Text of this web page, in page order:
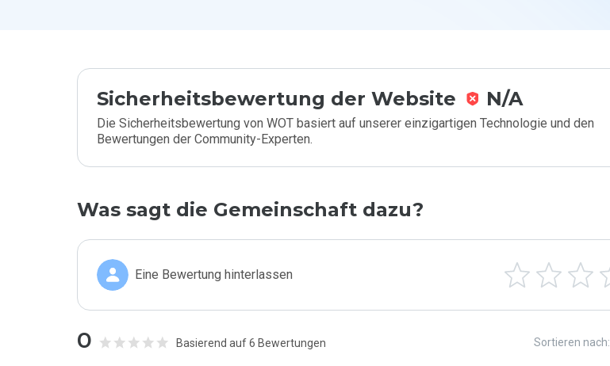
Sicherheitsbewertung der Website N/A
Die Sicherheitsbewertung von WOT basiert auf unserer einzigartigen Technologie und den
Bewertungen der Community-Experten.
Was sagt die Gemeinschaft dazu?
Eine Bewertung hinterlassen
0 Basierend auf 6 Bewertungen Sortieren nach: